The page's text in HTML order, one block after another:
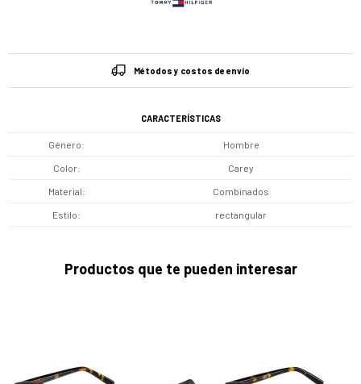
Métodos y costos de envío
CARACTERÍSTICAS
Género Hombre
Color Carey
Material Combinados
Estilo rectangular
Productos que te pueden interesar